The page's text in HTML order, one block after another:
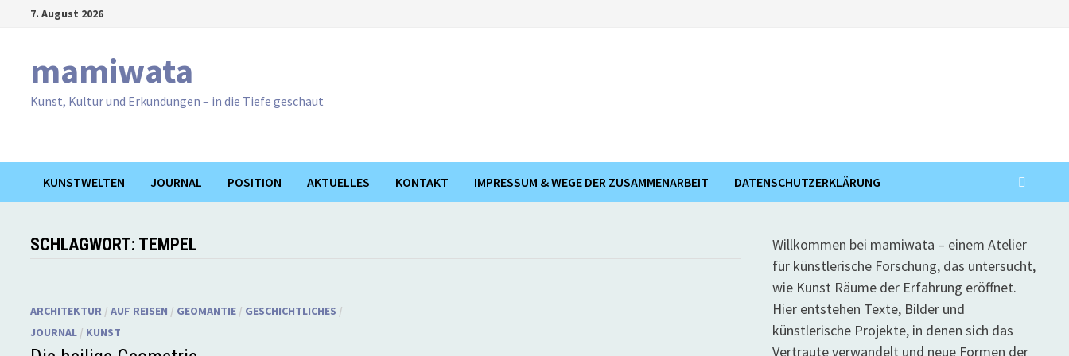
7. August 2026
mamiwata
Kunst, Kultur und Erkundungen – in die Tiefe geschaut
KUNSTWELTEN JOURNAL POSITION AKTUELLES KONTAKT IMPRESSUM & WEGE DER ZUSAMMENARBEIT DATENSCHUTZERKLÄRUNG
SCHLAGWORT: TEMPEL
ARCHITEKTUR /AUF REISEN / GEOMANTIE / GESCHICHTLICHES /
JOURNAL / KUNST
Willkommen bei mamiwata – einem Atelier
für künstlerische Forschung, das untersucht,
wie Kunst Räume der Erfahrung eröffnet.
Hier entstehen Texte, Bilder und
künstlerische Projekte, in denen sich das
Vertraute verwandelt und neue Formen der